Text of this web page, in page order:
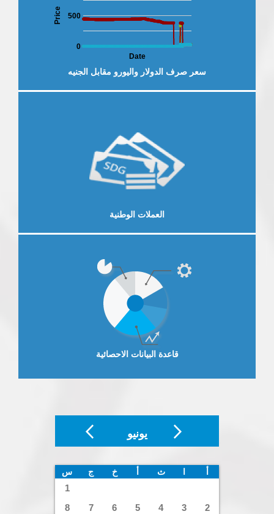
العرض الاقتصادي والمالي
إقرأ المزيد
0
500
Date
Price
سعر صرف الدولار واليورو مقابل الجنيه
العملات الوطنية
قاعدة البيانات الاحصائية
يونيو
ث خ ج س
1
2
3
4
5
6
7
8